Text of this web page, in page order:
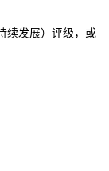
续发展）评级，或